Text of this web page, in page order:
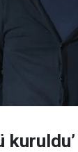
kuruldu’